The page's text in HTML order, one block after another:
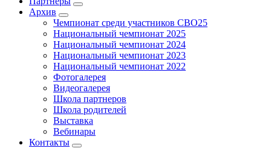
Архив
Чемпионат среди участников СВО25
Национальный чемпионат 2025
Национальный чемпионат 2024
Национальный чемпионат 2023
Национальный чемпионат 2022
Фотогалерея
Видеогалерея
Школа партнеров
Школа родителей
Выставка
Вебинары
Контакты